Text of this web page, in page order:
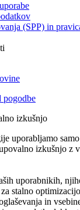
(SPP) in
pogodbe
izkušnjo
uporabljamo
izkušnjo z
uporabnikih,
stalno
in